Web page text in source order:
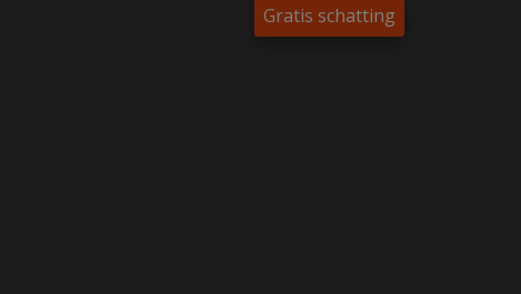
Gratis schatting